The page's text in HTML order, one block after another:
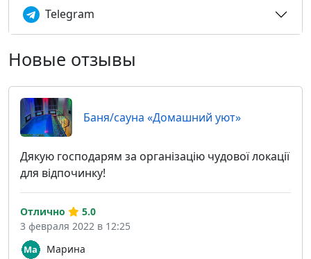
Telegram
Новые отзывы
Баня/сауна «Домашний уют»
Дякую господарям за організацію чудової локації
для відпочинку!
Марина
Отлично
5.0
3 февраля 2022 в 12:25